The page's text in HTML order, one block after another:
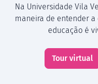
Na Universidade Vila
maneira de entender
educação é
Tour virtual